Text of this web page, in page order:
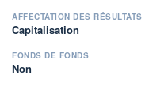
AFFECTATION DES RÉSULTATS
Capitalisation
FONDS DE FONDS
Non